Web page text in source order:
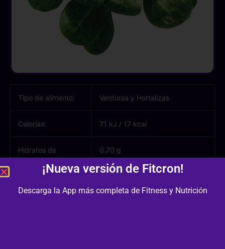
Tipo de alimento: Verduras y Hortalizas
Calorías: 71 kJ / 17 kcal
Hidratos de
carbono:
0.70 g
Azúcares: 0.70 g
¡Nueva versión de Fitcron!
Descarga la App más completa de Fitness y Nutrición